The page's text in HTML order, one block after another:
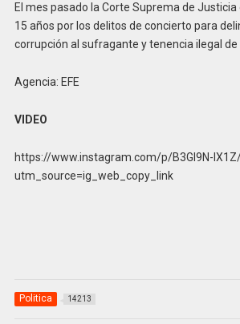
El mes pasado la Corte Suprema de
15 años por los delitos de concierto para
corrupción al sufragante y tenencia ilegal de
Agencia: EFE
VIDEO
https://www.instagram.com/p/B3GI9N-
utm_source=ig_web_copy_link
Politica 14213